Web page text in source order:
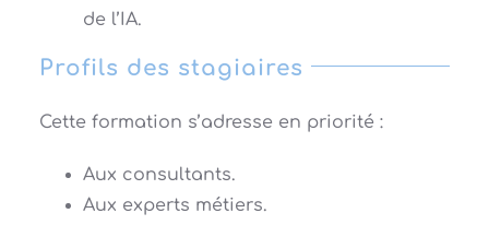
de l’IA.
Profils des stagiaires
Cette formation s’adresse en priorité :
Aux consultants.
Aux experts métiers.